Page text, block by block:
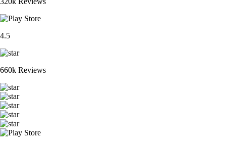
4.5
660k Reviews